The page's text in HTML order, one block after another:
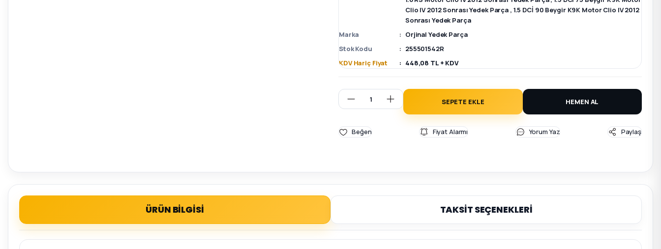
Clio IV 2012 Sonrası Yedek Parça , 1.5 DCİ 90 Beygir K9K Motor Clio IV 2012
Sonrası Yedek Parça
Marka
Orjinal Yedek Parça
Stok Kodu
255501542R
KDV Hariç Fiyat
448,08 TL + KDV
SEPETE EKLE HEMEN AL
Fiyat Alarmı Yorum Yaz Paylaş
ÜRÜN BİLGİSİ TAKSİT SEÇENEKLERİ